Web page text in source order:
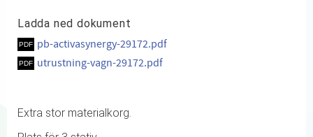
Ladda ned dokument
pb-activasynergy-29172.pdf
utrustning-vagn-29172.pdf
Extra stor materialkorg.